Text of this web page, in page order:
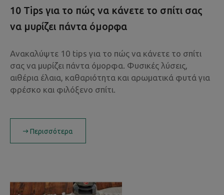
10 Tips για το πώς να κάνετε το σπίτι σας
να μυρίζει πάντα όμορφα
Ανακαλύψτε 10 tips για το πώς να κάνετε το σπίτι
σας να μυρίζει πάντα όμορφα. Φυσικές λύσεις,
αιθέρια έλαια, καθαριότητα και αρωματικά φυτά για
φρέσκο και φιλόξενο σπίτι.
Περισσότερα